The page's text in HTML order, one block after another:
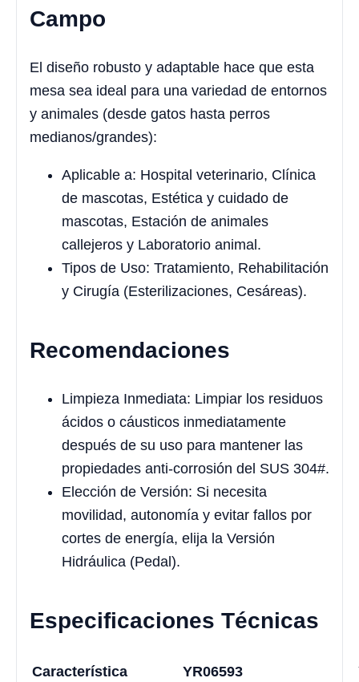
Campo
El diseño robusto y adaptable hace que esta
mesa sea ideal para una variedad de entornos
y animales (desde gatos hasta perros
medianos/grandes):
Aplicable a: Hospital veterinario, Clínica
de mascotas, Estética y cuidado de
mascotas, Estación de animales
callejeros y Laboratorio animal.
Tipos de Uso: Tratamiento, Rehabilitación
y Cirugía (Esterilizaciones, Cesáreas).
Recomendaciones
Limpieza Inmediata: Limpiar los residuos
ácidos o cáusticos inmediatamente
después de su uso para mantener las
propiedades anti-corrosión del SUS 304#.
Elección de Versión: Si necesita
movilidad, autonomía y evitar fallos por
cortes de energía, elija la Versión
Hidráulica (Pedal).
Especificaciones Técnicas
Característica YR06593